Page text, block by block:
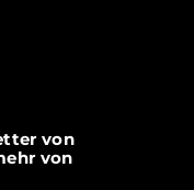
von
von